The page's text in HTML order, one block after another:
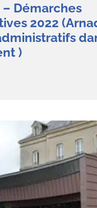
Démarches
2022
)